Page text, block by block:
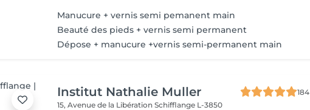
Manucure + vernis semi pemanent main
Beauté des pieds + vernis semi permanent
Dépose + manucure +vernis semi-permanent main
Institut Nathalie Muller
184
15, Avenue de la LibérationSchifflange L-3850